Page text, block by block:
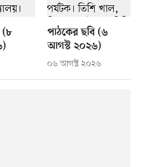
(৮
পাঠকের ছবি (৬
আগস্ট ২০২৬)
০৬ আগস্ট ২০২৬